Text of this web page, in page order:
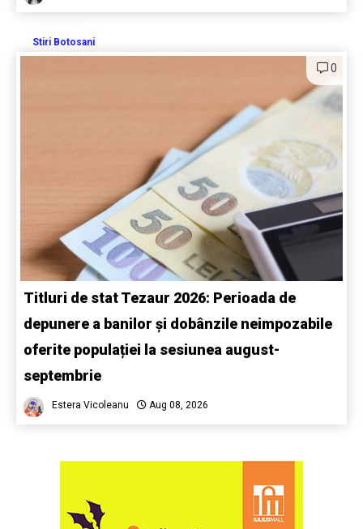
Stiri Botosani
0
Titluri de stat Tezaur 2026: Perioada de
depunere a banilor și dobânzile neimpozabile
oferite populației la sesiunea august-
septembrie
Estera Vicoleanu Aug 08, 2026